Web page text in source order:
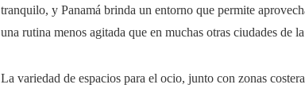
tranquilo, y Panamá brinda un entorno que permite
una rutina menos agitada que en muchas otras ciudades de
La variedad de espacios para el ocio, junto con zonas